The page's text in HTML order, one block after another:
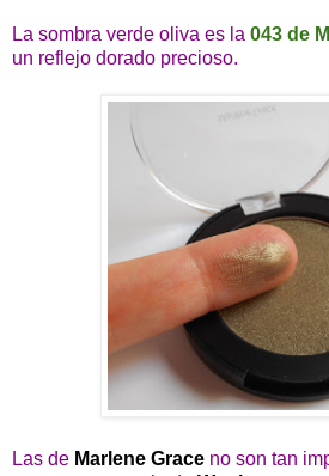
La sombra verde oliva es la 043 de
un reflejo dorado precioso.
Las de Marlene Grace no son tan